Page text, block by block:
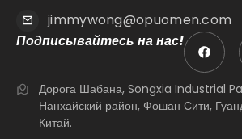
Подписывайтесь на нас!
Дорога Шабана, Songxia Industrial
Нанхайский район, Фошан Сити,
Китай.